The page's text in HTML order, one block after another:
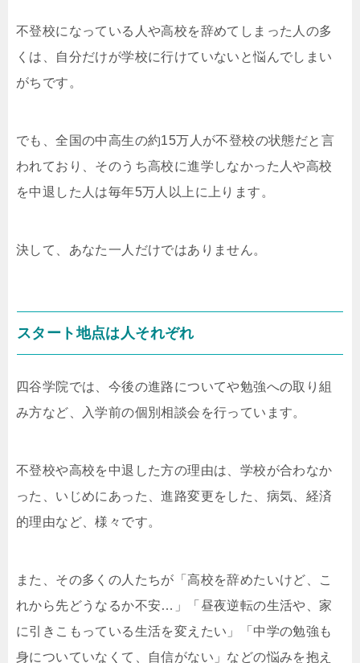
不登校になっている人や高校を辞めてしまった人の多
くは、自分だけが学校に行けていないと悩んでしまい
がちです。
でも、全国の中高生の約15万人が不登校の状態だと言
われており、そのうち高校に進学しなかった人や高校
を中退した人は毎年5万人以上に上ります。
決して、あなた一人だけではありません。
スタート地点は人それぞれ
四谷学院では、今後の進路についてや勉強への取り組
み方など、入学前の個別相談会を行っています。
不登校や高校を中退した方の理由は、学校が合わなか
った、いじめにあった、進路変更をした、病気、経済
的理由など、様々です。
また、その多くの人たちが「高校を辞めたいけど、こ
れから先どうなるか不安…」「昼夜逆転の生活や、家
に引きこもっている生活を変えたい」「中学の勉強も
身についていなくて、自信がない」などの悩みを抱え